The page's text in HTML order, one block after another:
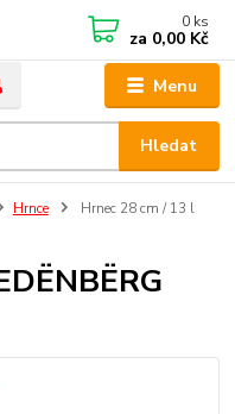
Menu
Hledat
0 ks
za 0,00 Kč
Hrnce
Hrnec 28 cm / 13 l